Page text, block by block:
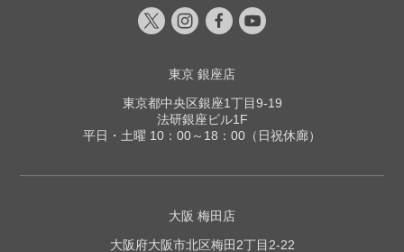
東京 銀座店
東京都中央区銀座1丁目9-19
法研銀座ビル1F
平日・土曜 10：00～18：00（日祝休廊）
大阪 梅田店
大阪府大阪市北区梅田2丁目2-22